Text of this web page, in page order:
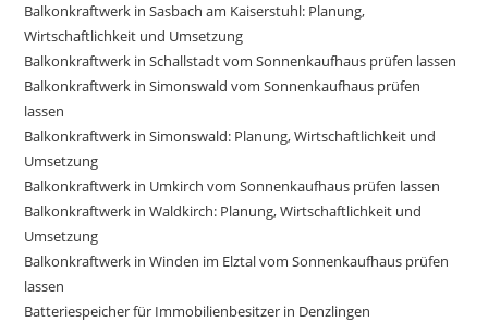
Balkonkraftwerk in Sasbach am Kaiserstuhl: Planung,
Wirtschaftlichkeit und Umsetzung
Balkonkraftwerk in Schallstadt vom Sonnenkaufhaus prüfen lassen
Balkonkraftwerk in Simonswald vom Sonnenkaufhaus prüfen
lassen
Balkonkraftwerk in Simonswald: Planung, Wirtschaftlichkeit und
Umsetzung
Balkonkraftwerk in Umkirch vom Sonnenkaufhaus prüfen lassen
Balkonkraftwerk in Waldkirch: Planung, Wirtschaftlichkeit und
Umsetzung
Balkonkraftwerk in Winden im Elztal vom Sonnenkaufhaus prüfen
lassen
Batteriespeicher für Immobilienbesitzer in Denzlingen